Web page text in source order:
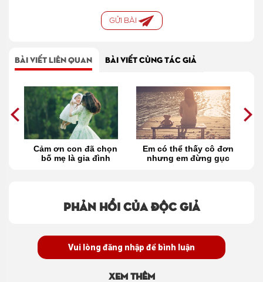
GỬI BÀI
BÀI VIẾT LIÊN QUAN BÀI VIẾT CÙNG TÁC GIẢ
Cảm ơn con đã chọn
bố mẹ là gia đình
Em có thể thấy cô đơn
nhưng em đừng gục
Phản hồi của độc giả
Vui lòng đăng nhập để bình luận
Xem thêm